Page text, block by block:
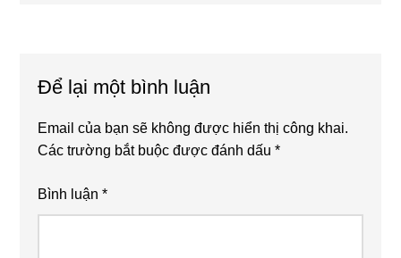
Để lại một bình luận
Email của bạn sẽ không được hiển thị công khai.
Các trường bắt buộc được đánh dấu*
Bình luận*